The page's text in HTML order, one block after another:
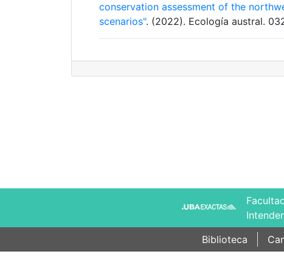
conservation assessment of the
scenarios". (2022). Ecología austral.
Biblioteca